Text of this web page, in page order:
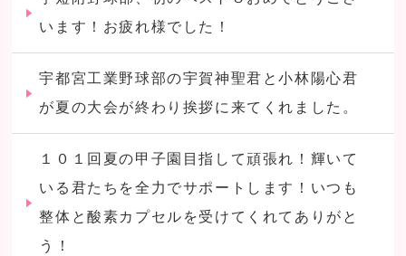
います！お疲れ様でした！
宇都宮工業野球部の宇賀神聖君と小林陽心君
が夏の大会が終わり挨拶に来てくれました。
１０１回夏の甲子園目指して頑張れ！輝いて
いる君たちを全力でサポートします！いつも
整体と酸素カプセルを受けてくれてありがと
う！